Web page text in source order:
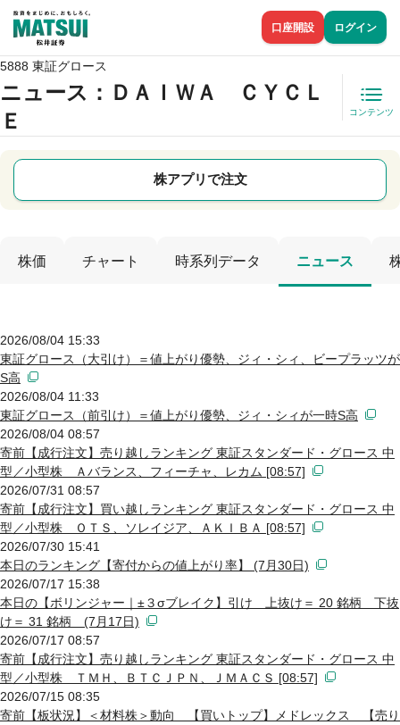
口座開設 ログイン
5888 東証グロース
ニュース ：ＤＡＩＷＡ ＣＹＣＬ
Ｅ
コンテンツ
株アプリで注文
株価 チャート 時系列データ ニュース
2026/08/04 15:33
東証グロース（大引け）＝値上がり優勢、ジィ・シィ、ビープラッツが
S高
2026/08/04 11:33
東証グロース（前引け）＝値上がり優勢、ジィ・シィが一時S高
2026/08/04 08:57
寄前【成行注文】売り越しランキング 東証スタンダード・グロース 中
型／小型株 Ａバランス、フィーチャ、レカム [08:57]
2026/07/31 08:57
寄前【成行注文】買い越しランキング 東証スタンダード・グロース 中
型／小型株 ＯＴＳ、ソレイジア、ＡＫＩＢＡ [08:57]
2026/07/30 15:41
本日のランキング【寄付からの値上がり率】 (7月30日)
2026/07/17 15:38
本日の【ボリンジャー｜±３σブレイク】引け 上抜け＝ 20 銘柄 下抜
け＝ 31 銘柄 (7月17日)
2026/07/17 08:57
寄前【成行注文】売り越しランキング 東証スタンダード・グロース 中
型／小型株 ＴＭＨ、ＢＴＣＪＰＮ、ＪＭＡＣＳ [08:57]
2026/07/15 08:35
寄前【板状況】＜材料株＞動向 【買いトップ】メドレックス 【売り